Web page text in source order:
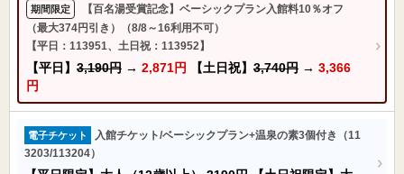
期間限定
【百名湯受賞記念】ベーシックプラン入館料10％オフ
（最大374円引き）（8/8～16利用不可）
【平日：113951、土日祝：113952】
【平日】 3,190円 → 2,871円 【土日祝】 3,740円 → 3,366
円
電子チケット
入館チケット/ベーシックプラン+温泉の素3個付き（11
3203/113204）